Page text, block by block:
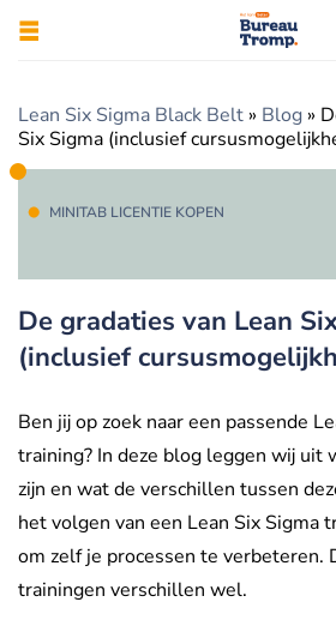
Lean Six Sigma Black Belt » Blog »
Six Sigma (inclusief
MINITAB LICENTIE KOPEN
De gradaties van Lean
(inclusief
Ben jij op zoek naar een passende
training? In deze blog leggen wij uit
zijn en wat de verschillen tussen
het volgen van een Lean Six Sigma
om zelf je processen te verbeteren.
trainingen verschillen wel.